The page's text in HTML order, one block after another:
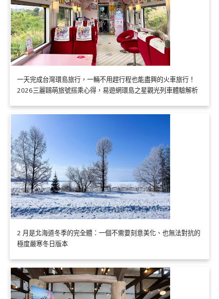
一天完成台灣環島旅行，一輛不用趕行程也能盡興的火車旅行！
2026三麗鷗萌旅號搭乘心得，易遊網環島之星觀光列車體驗解析
2 月是北海道冬季的完全體：一個不需要刻意美化、也無法對抗的
極度嚴寒冬日版本